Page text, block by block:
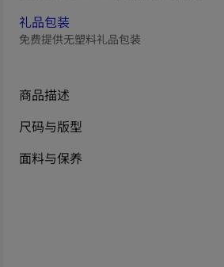
礼品包装
免费提供无塑料礼品包装
商品描述
尺码与版型
面料与保养